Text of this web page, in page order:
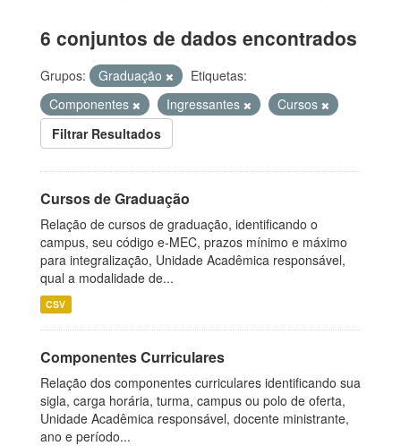
6 conjuntos de dados encontrados
Grupos: Graduação
Etiquetas:
Componentes
Ingressantes
Cursos
Filtrar Resultados
Cursos de Graduação
Relação de cursos de graduação, identificando o
campus, seu código e-MEC, prazos mínimo e máximo
para integralização, Unidade Acadêmica responsável,
qual a modalidade de...
CSV
Componentes Curriculares
Relação dos componentes curriculares identificando sua
sigla, carga horária, turma, campus ou polo de oferta,
Unidade Acadêmica responsável, docente ministrante,
ano e período...